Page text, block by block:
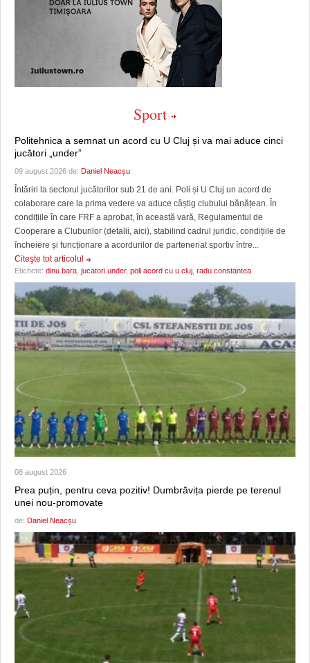
Sport
Politehnica a semnat un acord cu U Cluj și va mai aduce cinci
jucători „under”
09 august 2026 de: Daniel Neacșu
Întăriri la sectorul jucătorilor sub 21 de ani. Poli și U Cluj un acord de
colaborare care la prima vedere va aduce câștig clubului bănățean. În
condițiile în care FRF a aprobat, în această vară, Regulamentul de
Cooperare a Cluburilor (detalii, aici), stabilind cadrul juridic, condițiile de
încheiere și funcționare a acordurilor de parteneriat sportiv între...
Citeşte tot articolul
Etichete: dinu bara jucatori under, poli acord cu u cluj radu constantea
08 august 2026
Prea puțin, pentru ceva pozitiv! Dumbrăvița pierde pe terenul
unei nou-promovate
de: Daniel Neacșu